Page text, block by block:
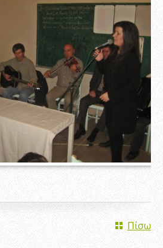
Πίσω